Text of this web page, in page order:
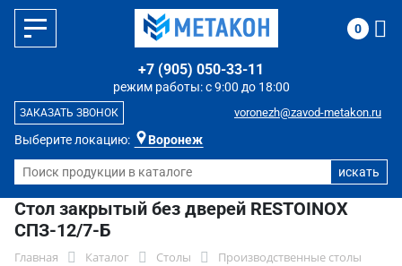
Выберите локацию: Воронеж
режим работы: с 9:00 до 18:00
+7 (905) 050-33-11
voronezh@zavod-metakon.ru
ЗАКАЗАТЬ ЗВОНОК
0
Стол закрытый без дверей RESTOINOX
СПЗ-12/7-Б
Главная Каталог Столы
Производственные столы